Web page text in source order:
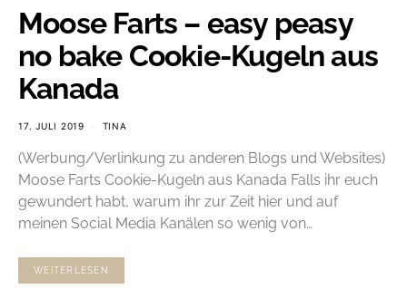
Moose Farts – easy peasy
no bake Cookie-Kugeln aus
Kanada
17. JULI 2019 TINA
(Werbung/Verlinkung zu anderen Blogs und Websites)
Moose Farts Cookie-Kugeln aus Kanada Falls ihr euch
gewundert habt, warum ihr zur Zeit hier und auf
meinen Social Media Kanälen so wenig von…
WEITERLESEN